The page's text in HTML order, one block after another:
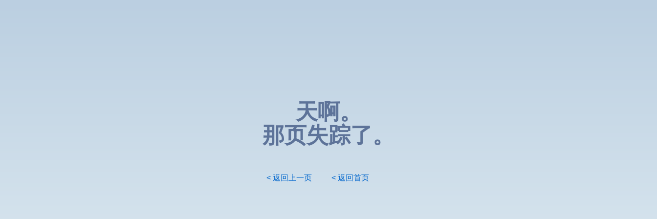
天啊。
那页失踪了。
< 返回上一页 < 返回首页